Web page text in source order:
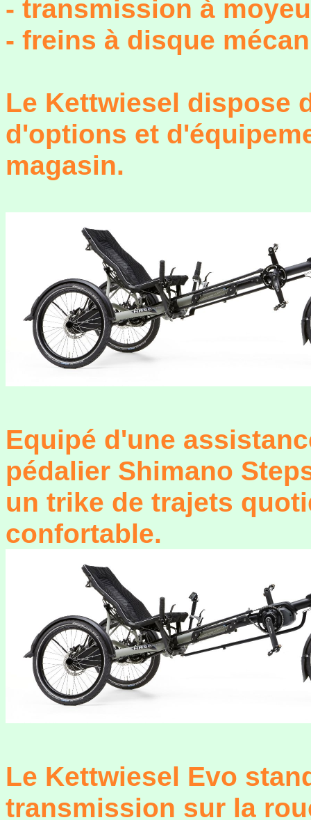
- transmission à
- freins à disque
Le Kettwiesel dispose
d'options et
magasin.
Equipé d'une
pédalier Shimano
un trike de trajets
confortable.
Le Kettwiesel Evo
transmission sur la